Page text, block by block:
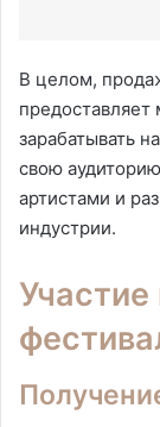
В целом,
предоставляет
зарабатывать
свою
артистами и
индустрии.
Участие